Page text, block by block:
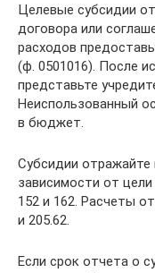
Целевые субсидии
договора или
расходов
(ф. 0501016). После
представьте
Неиспользованный
в бюджет.
Субсидии отражайте
зависимости от
152 и 162. Расчеты
и 205.62.
Если срок отчета о